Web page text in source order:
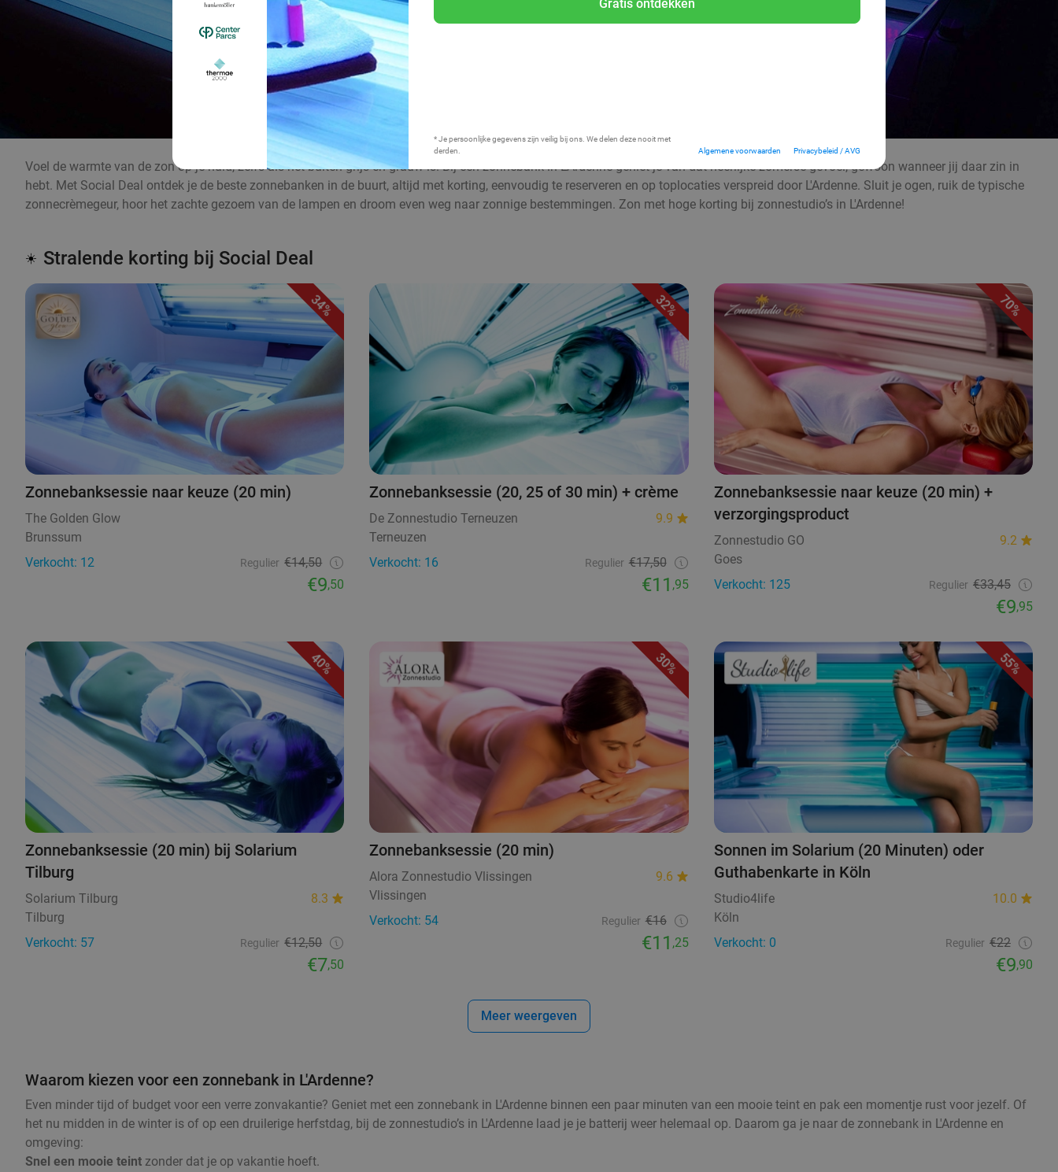
Gratis ontdekken
* Je persoonlijke gegevens zijn veilig bij ons. We delen deze nooit met
derden.
Algemene voorwaarden Privacybeleid / AVG
Voel de warmte van de zon op je huid, zelfs als het buiten grijs en grauw is. Bij een zonnebank in L'Ardenne geniet je van dat heerlijke zomerse gevoel, gewoon wanneer jij daar zin in
hebt. Met Social Deal ontdek je de beste zonnebanken in de buurt, altijd met korting, eenvoudig te reserveren en op toplocaties verspreid door L'Ardenne. Sluit je ogen, ruik de typische
zonnecrèmegeur, hoor het zachte gezoem van de lampen en droom even weg naar zonnige bestemmingen. Zon met hoge korting bij zonnestudio’s in L'Ardenne!
☀️ Stralende korting bij Social Deal
34%
Zonnebanksessie naar keuze (20 min)
The Golden Glow
Brunssum
Verkocht: 12
Regulier €14,50
€9,50
32%
Zonnebanksessie (20, 25 of 30 min) + crème
De Zonnestudio Terneuzen
9.9
Terneuzen
Verkocht: 16
Regulier €17,50
€11 ,95
70%
Zonnebanksessie naar keuze (20 min) +
verzorgingsproduct
Zonnestudio GO
9.2
Goes
Verkocht: 125
Regulier €33,45
€9,95
40%
Zonnebanksessie (20 min) bij Solarium
Tilburg
Solarium Tilburg
8.3
Tilburg
Verkocht: 57
Regulier €12,50
€7,50
30%
Zonnebanksessie (20 min)
Alora Zonnestudio Vlissingen
9.6
Vlissingen
Verkocht: 54
Regulier €16
€11 ,25
55%
Sonnen im Solarium (20 Minuten) oder
Guthabenkarte in Köln
Studio4life
10.0
Köln
Verkocht: 0
Regulier €22
€9,90
Meer weergeven
Waarom kiezen voor een zonnebank in L'Ardenne?
Even minder tijd of budget voor een verre zonvakantie? Geniet met een zonnebank in L'Ardenne binnen een paar minuten van een mooie teint en pak een momentje rust voor jezelf. Of
het nu midden in de winter is of op een druilerige herfstdag, bij de zonnestudio’s in L'Ardenne laad je je batterij weer helemaal op. Daarom ga je naar de zonnebank in L'Ardenne en
omgeving:
Snel een mooie teint zonder dat je op vakantie hoeft.